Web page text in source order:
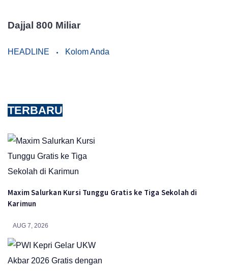
Dajjal 800 Miliar
HEADLINE Kolom Anda
TERBARU
Maxim Salurkan Kursi Tunggu Gratis ke Tiga Sekolah di
Karimun
AUG 7, 2026